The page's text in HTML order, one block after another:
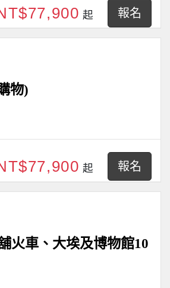
起 報名
物)
起 報名
火車、大埃及博物館10